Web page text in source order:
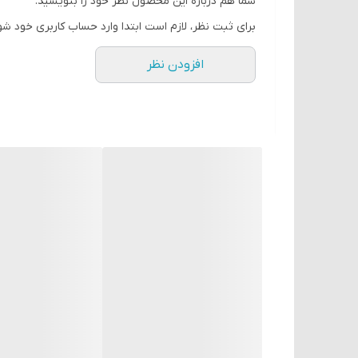
برای ثبت نظر، لازم است ابتدا وارد حساب کاربری خود
افزودن نظر